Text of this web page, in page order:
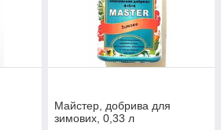
Майстер, добрива для
зимових, 0,33 л